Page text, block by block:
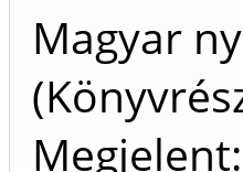
Magyar
Megjelent: